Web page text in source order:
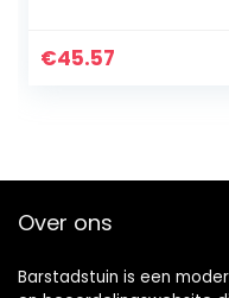
ijnpanelen voor
€45.57
Over ons
Barstadstuin is een